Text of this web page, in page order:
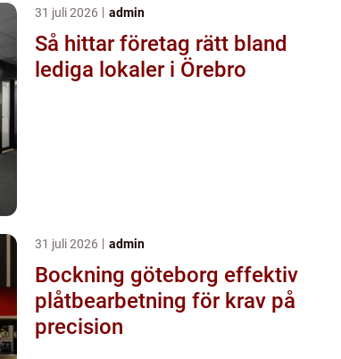
31 juli 2026 admin
Så hittar företag rätt bland
lediga lokaler i Örebro
31 juli 2026 admin
Bockning göteborg effektiv
plåtbearbetning för krav på
precision